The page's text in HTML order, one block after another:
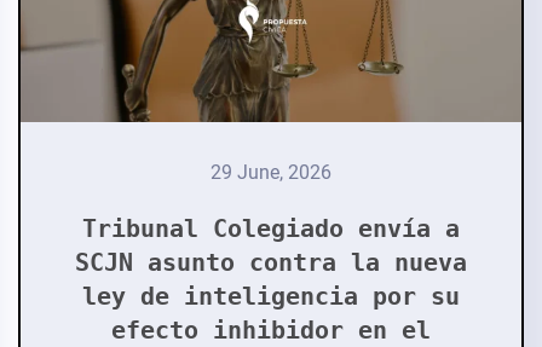
29 June, 2026
Tribunal Colegiado envía a
SCJN asunto contra la nueva
ley de inteligencia por su
efecto inhibidor en el